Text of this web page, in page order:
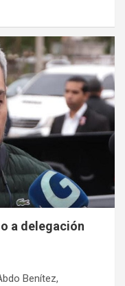
a delegación
Benítez,